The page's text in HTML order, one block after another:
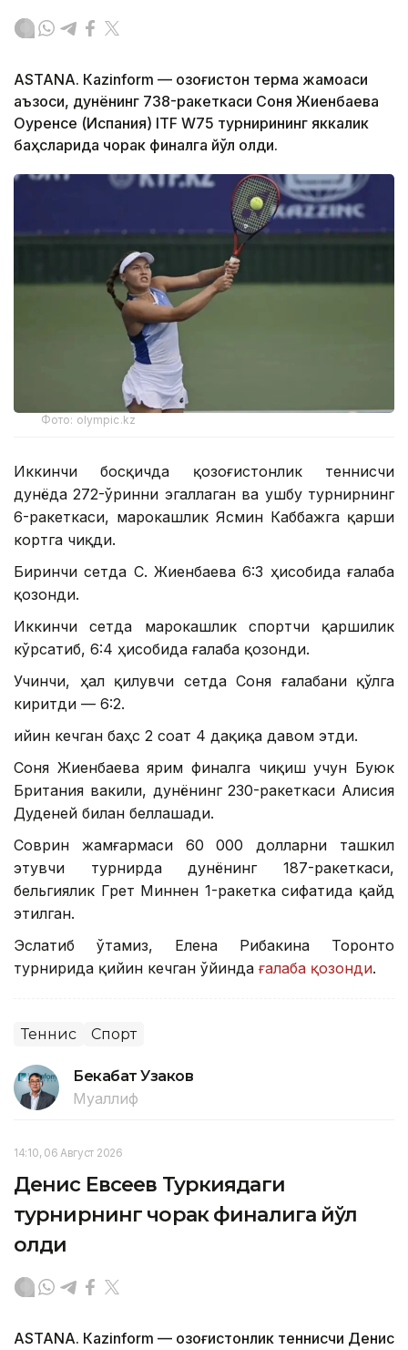
ASTANА. Кazinform — Қозоғистон терма жамоаси
аъзоси, дунёнинг 738-ракеткаси Соня Жиенбаева
Оуренсе (Испания) ITF W75 турнирининг яккалик
баҳсларида чорак финалга йўл олди.
Фото: olympic.kz
Иккинчи босқичда қозоғистонлик теннисчи
дунёда 272-ўринни эгаллаган ва ушбу турнирнинг
6-ракеткаси, марокашлик Ясмин Каббажга қарши
кортга чиқди.
Биринчи сетда С. Жиенбаева 6:3 ҳисобида ғалаба
қозонди.
Иккинчи сетда марокашлик спортчи қаршилик
кўрсатиб, 6:4 ҳисобида ғалаба қозонди.
Учинчи, ҳал қилувчи сетда Соня ғалабани қўлга
киритди — 6:2.
Қийин кечган баҳс 2 соат 4 дақиқа давом этди.
Соня Жиенбаева ярим финалга чиқиш учун Буюк
Британия вакили, дунёнинг 230-ракеткаси Алисия
Дуденей билан беллашади.
Соврин жамғармаси 60 000 долларни ташкил
этувчи турнирда дунёнинг 187-ракеткаси,
бельгиялик Грет Миннен 1-ракетка сифатида қайд
этилган.
Эслатиб ўтамиз, Елена Рибакина Торонто
турнирида қийин кечган ўйинда ғалаба қозонди.
Теннис Спорт
Бекабат Узаков
Муаллиф
14:10, 06 Август 2026
Денис Евсеев Туркиядаги
турнирнинг чорак финалига йўл
олди
ASTANА. Кazinform — Қозоғистонлик теннисчи Денис